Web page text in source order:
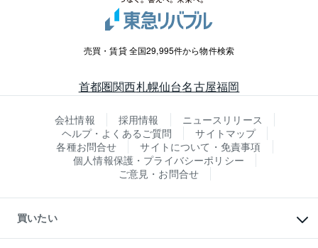
売買・賃貸 全国29,995件から物件検索
首都圏関西札幌仙台名古屋福岡
会社情報 採用情報
ニュースリリース
ヘルプ・よくあるご質問
サイトマップ
各種お問合せ
サイトについて・免責事項
個人情報保護・プライバシーポリシー
ご意見・お問合せ
買いたい